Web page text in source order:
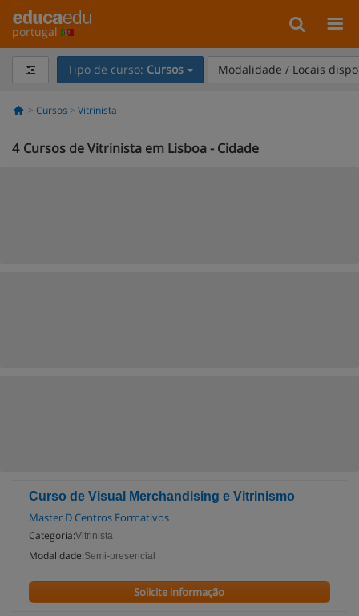
portugal
Tipo de curso: Cursos Modalidade / Locais
Cursos Vitrinista
4 Cursos de Vitrinista em Lisboa - Cidade
Curso de Visual Merchandising e Vitrinismo
Master D Centros Formativos
Categoria:Vitrinista
Modalidade:Semi-presencial
Solicite informação